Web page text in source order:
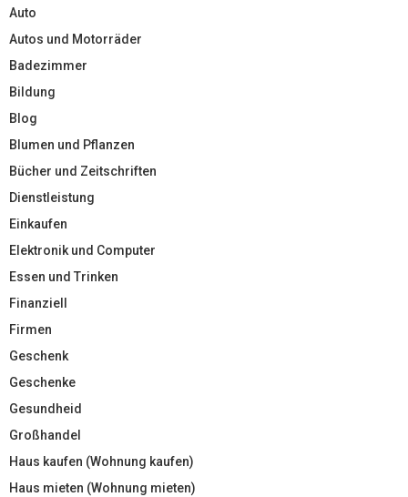
Auto
Autos und Motorräder
Badezimmer
Bildung
Blog
Blumen und Pflanzen
Bücher und Zeitschriften
Dienstleistung
Einkaufen
Elektronik und Computer
Essen und Trinken
Finanziell
Firmen
Geschenk
Geschenke
Gesundheid
Großhandel
Haus kaufen (Wohnung kaufen)
Haus mieten (Wohnung mieten)